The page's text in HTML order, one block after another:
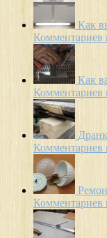
Как
Комментариев
Как
Комментариев
Комментариев
Комментариев